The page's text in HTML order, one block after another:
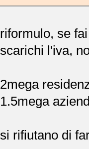
riformulo, se
scarichi l'iva,
2mega
1.5mega
si rifiutano di